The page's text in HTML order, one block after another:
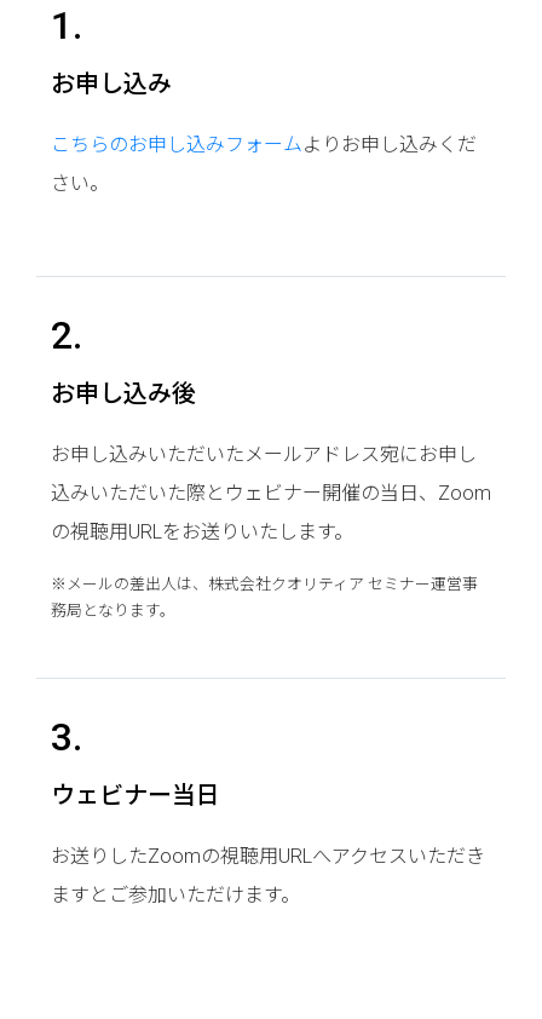
1.
お申し込み
こちらのお申し込みフォームよりお申し込みくだ
さい。
2.
お申し込み後
お申し込みいただいたメールアドレス宛にお申し
込みいただいた際とウェビナー開催の当日、Zoom
の視聴用URLをお送りいたします。
※メールの差出人は、株式会社クオリティア セミナー運営事
務局となります。
3.
ウェビナー当日
お送りしたZoomの視聴用URLへアクセスいただき
ますとご参加いただけます。